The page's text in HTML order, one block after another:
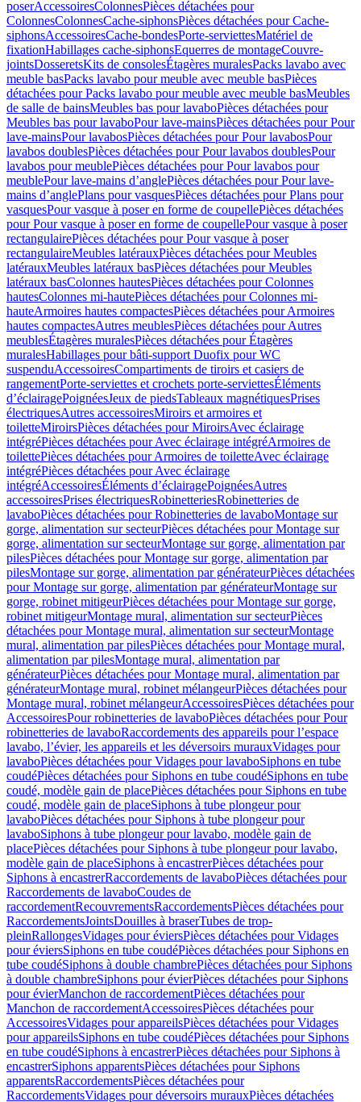
poserAccessoiresColonnesPièces détachées pour
ColonnesColonnesCache-siphonsPièces détachées pour Cache-
siphonsAccessoiresCache-bondesPorte-serviettesMatériel de
fixationHabillages cache-siphonsEquerres de montageCouvre-
jointsDosseretsKits de consolesÉtagères muralesPacks lavabo avec
meuble basPacks lavabo pour meuble avec meuble basPièces
détachées pour Packs lavabo pour meuble avec meuble basMeubles
de salle de bainsMeubles bas pour lavaboPièces détachées pour
Meubles bas pour lavaboPour lave-mainsPièces détachées pour Pour
lave-mainsPour lavabosPièces détachées pour Pour lavabosPour
lavabos doublesPièces détachées pour Pour lavabos doublesPour
lavabos pour meublePièces détachées pour Pour lavabos pour
meublePour lave-mains d’anglePièces détachées pour Pour lave-
mains d’anglePlans pour vasquesPièces détachées pour Plans pour
vasquesPour vasque à poser en forme de coupellePièces détachées
pour Pour vasque à poser en forme de coupellePour vasque à poser
rectangulairePièces détachées pour Pour vasque à poser
rectangulaireMeubles latérauxPièces détachées pour Meubles
latérauxMeubles latéraux basPièces détachées pour Meubles
latéraux basColonnes hautesPièces détachées pour Colonnes
hautesColonnes mi-hautePièces détachées pour Colonnes mi-
hauteArmoires hautes compactesPièces détachées pour Armoires
hautes compactesAutres meublesPièces détachées pour Autres
meublesÉtagères muralesPièces détachées pour Étagères
muralesHabillages pour bâti-support Duofix pour WC
suspenduAccessoiresCompartiments de tiroirs et casiers de
rangementPorte-serviettes et crochets porte-serviettesÉléments
d’éclairagePoignéesJeux de piedsTableaux magnétiquesPrises
électriquesAutres accessoiresMiroirs et armoires et
toiletteMiroirsPièces détachées pour MiroirsAvec éclairage
intégréPièces détachées pour Avec éclairage intégréArmoires de
toilettePièces détachées pour Armoires de toiletteAvec éclairage
intégréPièces détachées pour Avec éclairage
intégréAccessoiresÉléments d’éclairagePoignéesAutres
accessoiresPrises électriquesRobinetteriesRobinetteries de
lavaboPièces détachées pour Robinetteries de lavaboMontage sur
gorge, alimentation sur secteurPièces détachées pour Montage sur
gorge, alimentation sur secteurMontage sur gorge, alimentation par
pilesPièces détachées pour Montage sur gorge, alimentation par
pilesMontage sur gorge, alimentation par générateurPièces détachées
pour Montage sur gorge, alimentation par générateurMontage sur
gorge, robinet mitigeurPièces détachées pour Montage sur gorge,
robinet mitigeurMontage mural, alimentation sur secteurPièces
détachées pour Montage mural, alimentation sur secteurMontage
mural, alimentation par pilesPièces détachées pour Montage mural,
alimentation par pilesMontage mural, alimentation par
générateurPièces détachées pour Montage mural, alimentation par
générateurMontage mural, robinet mélangeurPièces détachées pour
Montage mural, robinet mélangeurAccessoiresPièces détachées pour
AccessoiresPour robinetteries de lavaboPièces détachées pour Pour
robinetteries de lavaboRaccordements des appareils pour l’espace
lavabo, l’évier, les appareils et les déversoirs murauxVidages pour
lavaboPièces détachées pour Vidages pour lavaboSiphons en tube
coudéPièces détachées pour Siphons en tube coudéSiphons en tube
coudé, modèle gain de placePièces détachées pour Siphons en tube
coudé, modèle gain de placeSiphons à tube plongeur pour
lavaboPièces détachées pour Siphons à tube plongeur pour
lavaboSiphons à tube plongeur pour lavabo, modèle gain de
placePièces détachées pour Siphons à tube plongeur pour lavabo,
modèle gain de placeSiphons à encastrerPièces détachées pour
Siphons à encastrerRaccordements de lavaboPièces détachées pour
Raccordements de lavaboCoudes de
raccordementRecouvrementsRaccordementsPièces détachées pour
RaccordementsJointsDouilles à braserTubes de trop-
pleinRallongesVidages pour éviersPièces détachées pour Vidages
pour éviersSiphons en tube coudéPièces détachées pour Siphons en
tube coudéSiphons à double chambrePièces détachées pour Siphons
à double chambreSiphons pour évierPièces détachées pour Siphons
pour évierManchon de raccordementPièces détachées pour
Manchon de raccordementAccessoiresPièces détachées pour
AccessoiresVidages pour appareilsPièces détachées pour Vidages
pour appareilsSiphons en tube coudéPièces détachées pour Siphons
en tube coudéSiphons à encastrerPièces détachées pour Siphons à
encastrerSiphons apparentsPièces détachées pour Siphons
apparentsRaccordementsPièces détachées pour
RaccordementsVidages pour déversoirs murauxPièces détachées